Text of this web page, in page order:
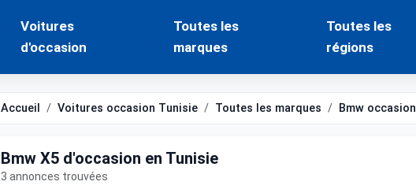
Voitures
d'occasion
Toutes les
marques
Toutes les
régions
Accueil Voitures occasion Tunisie Toutes les marques Bmw occasion
Bmw X5 d'occasion en Tunisie
3 annonces trouvées